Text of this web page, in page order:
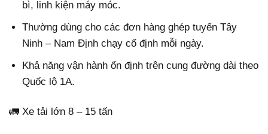
bì, linh kiện máy móc.
Thường dùng cho các đơn hàng ghép tuyến Tây
Ninh – Nam Định chạy cố định mỗi ngày.
Khả năng vận hành ổn định trên cung đường dài theo
Quốc lộ 1A.
🚛 Xe tải lớn 8 – 15 tấn